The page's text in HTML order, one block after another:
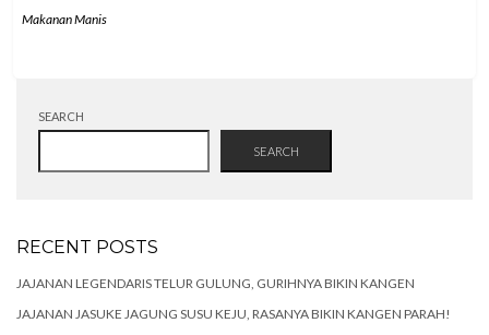
Makanan Manis
SEARCH
SEARCH
RECENT POSTS
JAJANAN LEGENDARIS TELUR GULUNG, GURIHNYA BIKIN KANGEN
JAJANAN JASUKE JAGUNG SUSU KEJU, RASANYA BIKIN KANGEN PARAH!